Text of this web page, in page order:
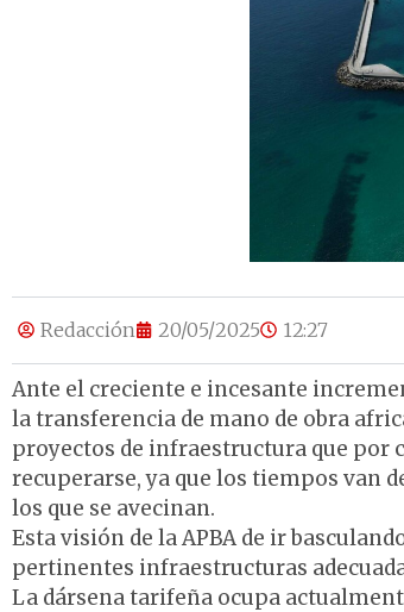
Redacción 20/05/2025 12:27
Ante el creciente e incesante
la transferencia de mano de obra
proyectos de infraestructura que por
recuperarse, ya que los tiempos van
los que se avecinan.
Esta visión de la APBA de ir
pertinentes infraestructuras
La dársena tarifeña ocupa